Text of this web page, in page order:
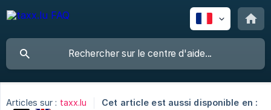
Articles sur : taxx.lu Cet article est aussi disponible en :